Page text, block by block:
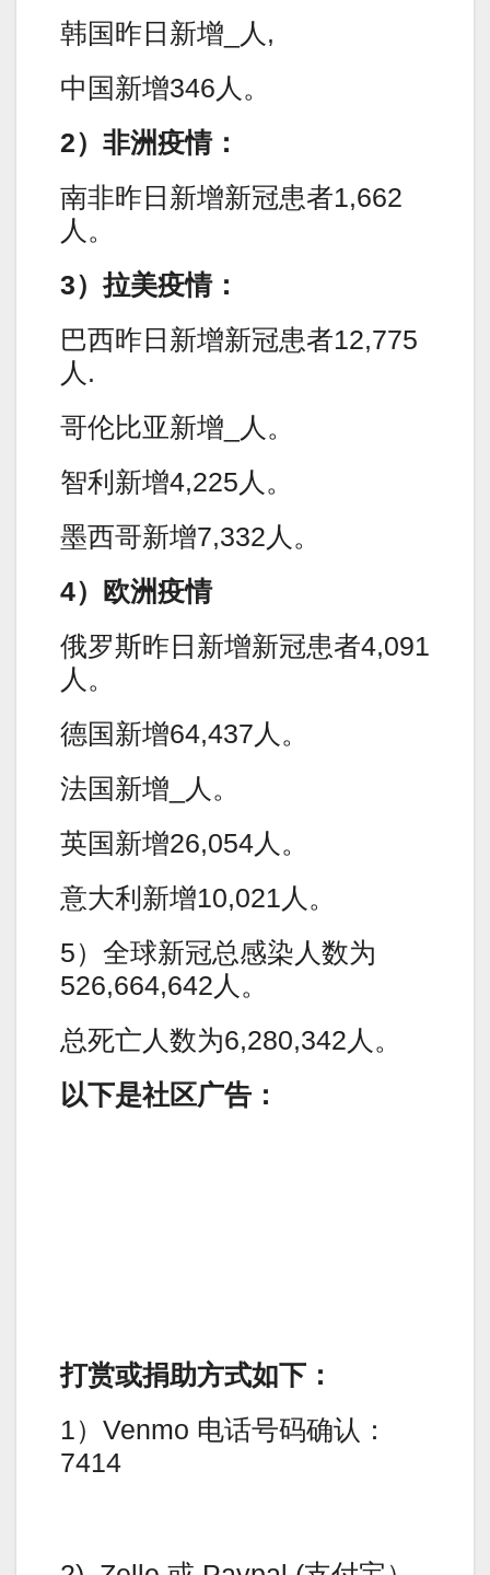
韩国昨日新增_人,
中国新增346人。
2）非洲疫情：
南非昨日新增新冠患者1,662
人。
3）拉美疫情：
巴西昨日新增新冠患者12,775
人.
哥伦比亚新增_人。
智利新增4,225人。
墨西哥新增7,332人。
4）欧洲疫情
俄罗斯昨日新增新冠患者4,091
人。
德国新增64,437人。
法国新增_人。
英国新增26,054人。
意大利新增10,021人。
5）全球新冠总感染人数为
526,664,642人。
总死亡人数为6,280,342人。
以下是社区广告：
打赏或捐助方式如下：
1）Venmo 电话号码确认：
7414